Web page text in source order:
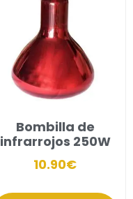
Bombilla de
infrarrojos 250W
10.90€